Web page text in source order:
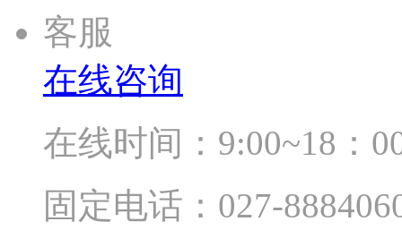
客服
在线咨询
在线时间：9:00~18：
固定电话：027-